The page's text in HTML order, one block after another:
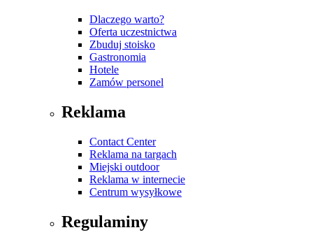
Dlaczego warto?
Oferta uczestnictwa
Zbuduj stoisko
Gastronomia
Hotele
Zamów personel
Reklama
Contact Center
Reklama na targach
Miejski outdoor
Reklama w internecie
Centrum wysyłkowe
Regulaminy